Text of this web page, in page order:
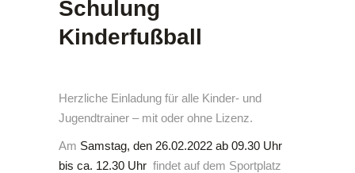
Schulung
Kinderfußball
Herzliche Einladung für alle Kinder- und
Jugendtrainer – mit oder ohne Lizenz.
Am Samstag, den 26.02.2022 ab 09.30 Uhr
bis ca. 12.30 Uhr findet auf dem Sportplatz